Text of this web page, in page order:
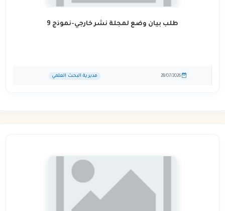
طلب بيان وضع لمجلة نشر خارجي-نموذج 9
28/07/2026 مديرية البحث العلمي